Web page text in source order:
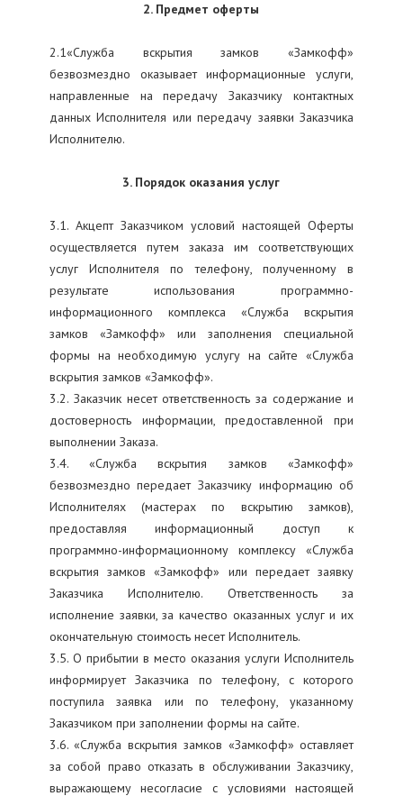
2. Предмет оферты
2.1«Служба вскрытия замков «Замкофф»
безвозмездно оказывает информационные услуги,
направленные на передачу Заказчику контактных
данных Исполнителя или передачу заявки Заказчика
Исполнителю.
3. Порядок оказания услуг
3.1. Акцепт Заказчиком условий настоящей Оферты
осуществляется путем заказа им соответствующих
услуг Исполнителя по телефону, полученному в
результате использования программно-
информационного комплекса «Служба вскрытия
замков «Замкофф» или заполнения специальной
формы на необходимую услугу на сайте «Служба
вскрытия замков «Замкофф».
3.2. Заказчик несет ответственность за содержание и
достоверность информации, предоставленной при
выполнении Заказа.
3.4. «Служба вскрытия замков «Замкофф»
безвозмездно передает Заказчику информацию об
Исполнителях (мастерах по вскрытию замков),
предоставляя информационный доступ к
программно-информационному комплексу «Служба
вскрытия замков «Замкофф» или передает заявку
Заказчика Исполнителю. Ответственность за
исполнение заявки, за качество оказанных услуг и их
окончательную стоимость несет Исполнитель.
3.5. О прибытии в место оказания услуги Исполнитель
информирует Заказчика по телефону, с которого
поступила заявка или по телефону, указанному
Заказчиком при заполнении формы на сайте.
3.6. «Служба вскрытия замков «Замкофф» оставляет
за собой право отказать в обслуживании Заказчику,
выражающему несогласие с условиями настоящей